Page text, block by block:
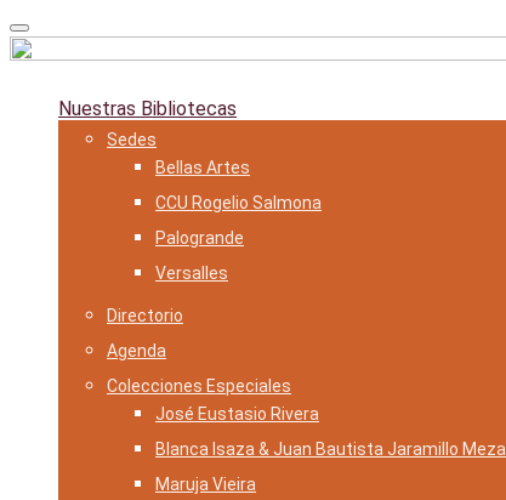
Skip
to
content
Nuestras Bibliotecas
Sedes
Bellas Artes
CCU Rogelio Salmona
Palogrande
Versalles
Directorio
Agenda
Colecciones Especiales
José Eustasio Rivera
Blanca Isaza & Juan Bautista Jaramillo Meza
Maruja Vieira